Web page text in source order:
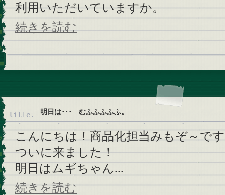
利用いただいていますか。
続きを読む
明日は･･･ むふふふふふ。
こんにちは！商品化担当みもぞ～で
ついに来ました！
明日はムギちゃん...
続きを読む